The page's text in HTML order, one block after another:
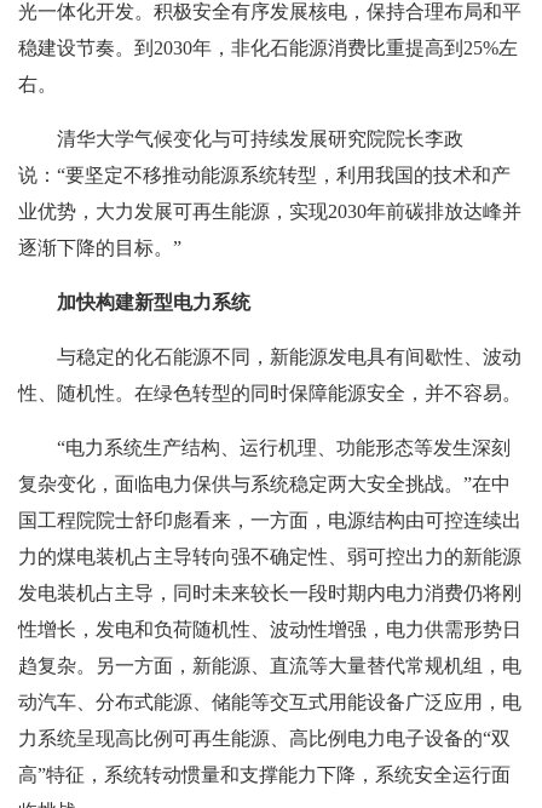
光一体化开发。积极安全有序发展核电，保持合理布局和平
稳建设节奏。到2030年，非化石能源消费比重提高到25%左
右。
清华大学气候变化与可持续发展研究院院长李政
说：“要坚定不移推动能源系统转型，利用我国的技术和产
业优势，大力发展可再生能源，实现2030年前碳排放达峰并
逐渐下降的目标。”
加快构建新型电力系统
与稳定的化石能源不同，新能源发电具有间歇性、波动
性、随机性。在绿色转型的同时保障能源安全，并不容易。
“电力系统生产结构、运行机理、功能形态等发生深刻
复杂变化，面临电力保供与系统稳定两大安全挑战。”在中
国工程院院士舒印彪看来，一方面，电源结构由可控连续出
力的煤电装机占主导转向强不确定性、弱可控出力的新能源
发电装机占主导，同时未来较长一段时期内电力消费仍将刚
性增长，发电和负荷随机性、波动性增强，电力供需形势日
趋复杂。另一方面，新能源、直流等大量替代常规机组，电
动汽车、分布式能源、储能等交互式用能设备广泛应用，电
力系统呈现高比例可再生能源、高比例电力电子设备的“双
高”特征，系统转动惯量和支撑能力下降，系统安全运行面